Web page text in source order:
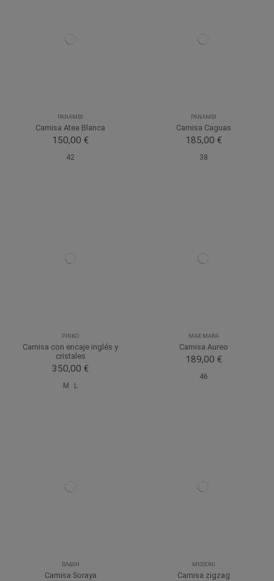
PANAMBI
Camisa Atea Blanca
150,00 €
42
PANAMBI
Camisa Caguas
185,00 €
38
PINKO
Camisa con encaje inglés y
cristales
350,00 €
M L
MAX MARA
Camisa Aureo
189,00 €
46
BA&SH
Camisa Soraya
MISSONI
Camisa zigzag